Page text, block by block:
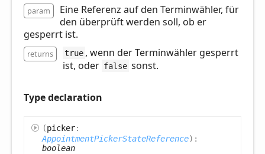
param
Eine Referenz auf den Terminwähler, für
den überprüft werden soll, ob er
gesperrt ist.
returns true , wenn der Terminwähler gesperrt
ist, oder false sonst.
Type declaration
(picker:
AppointmentPickerStateReference) :
boolean